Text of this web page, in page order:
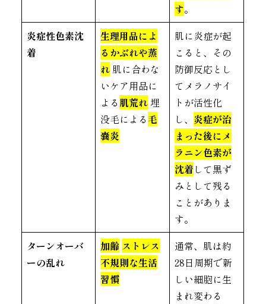
す。
炎症性色素沈
着
生理用品によ
るかぶれや蒸
れ 肌に合わな
いケア用品に
よる 肌荒れ 埋
没毛による 毛
嚢炎
肌に炎症が起
こると、その
防御反応とし
てメラノサイ
トが活性化
し、 炎症が治
まった後にメ
ラニン色素が
沈着して黒ず
みとして残る
ことがありま
す。
ターンオーバ
ーの乱れ
加齢 ストレス
不規則な生活
習慣
通常、肌は約
28日周期で新
しい細胞に生
まれ変わる